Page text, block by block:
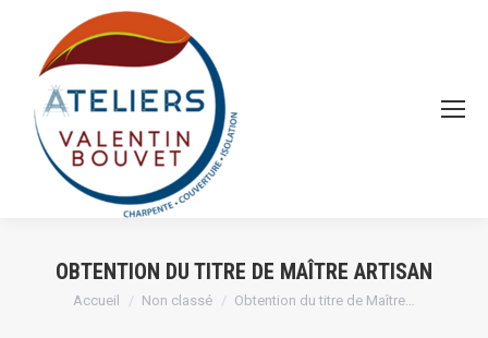
OBTENTION DU TITRE DE MAÎTRE ARTISAN
Vous êtes ici :
Accueil Non classé Obtention du titre de Maître…